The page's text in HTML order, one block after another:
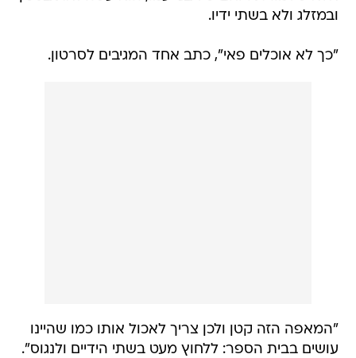
ובמזלג ולא בשתי ידיו.
"כך לא אוכלים פאי", כתב אחד המגיבים לסרטון.
"המאפה הזה קטן ולכן צריך לאכול אותו כמו שהיינו
עושים בבית הספר: ללחוץ מעט בשתי הידיים ולנגוס".